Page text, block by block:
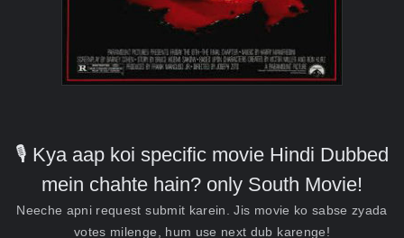
🎙️ Kya aap koi specific movie Hindi Dubbed
mein chahte hain? only South Movie!
Neeche apni request submit karein. Jis movie ko sabse zyada
votes milenge, hum use next dub karenge!